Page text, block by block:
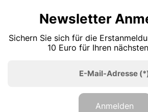
Newsletter
Sichern Sie sich für die
10 Euro für Ihren
E-Mail-Adresse
Anmelden